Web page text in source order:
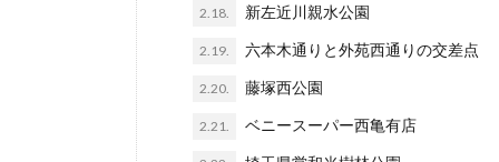
2.18. 新左近川親水公園
2.19. 六本木通りと外苑西通りの交差点
2.20. 藤塚西公園
2.21. ベニースーパー西亀有店